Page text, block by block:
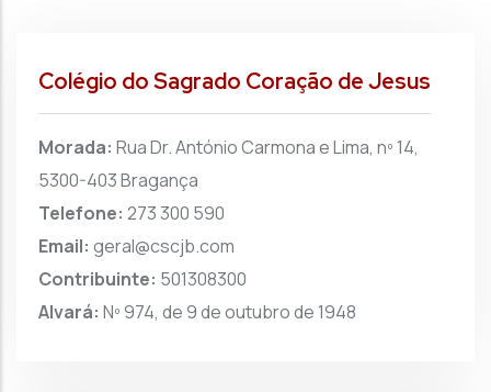
Colégio do Sagrado Coração de Jesus
Morada: Rua Dr. António Carmona e Lima, nº 14,
5300-403 Bragança
Telefone: 273 300 590
Email: geral@cscjb.com
Contribuinte: 501308300
Alvará: Nº 974, de 9 de outubro de 1948